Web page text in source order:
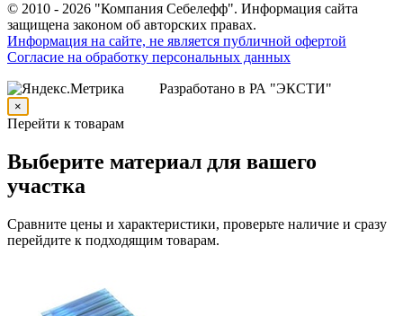
© 2010 - 2026 "Компания Себелефф". Информация сайта
защищена законом об авторских правах.
Информация на сайте, не является публичной офертой
Согласие на обработку персональных данных
Разработано в РА "ЭКСТИ"
×
Перейти к товарам
Выберите материал для вашего
участка
Сравните цены и характеристики, проверьте наличие и сразу
перейдите к подходящим товарам.